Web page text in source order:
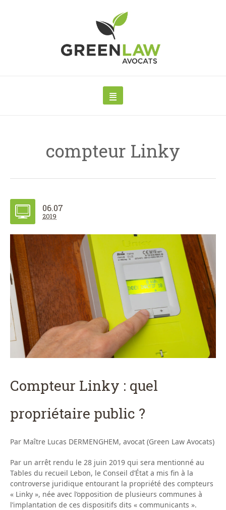
compteur Linky
06.07
2019
Compteur Linky : quel
propriétaire public ?
Par Maître Lucas DERMENGHEM, avocat (Green Law Avocats)
Par un arrêt rendu le 28 juin 2019 qui sera mentionné au
Tables du recueil Lebon, le Conseil d’État a mis fin à la
controverse juridique entourant la propriété des compteurs
« Linky », née avec l’opposition de plusieurs communes à
l’implantation de ces dispositifs dits « communicants ».